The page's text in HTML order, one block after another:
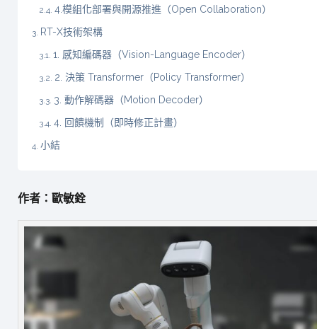
4.模組化部署與開源推進（Open Collaboration）
RT-X技術架構
1. 感知編碼器（Vision-Language Encoder）
2. 決策 Transformer（Policy Transformer）
3. 動作解碼器（Motion Decoder）
4. 回饋機制（即時修正計畫）
小結
作者：歐敏銓